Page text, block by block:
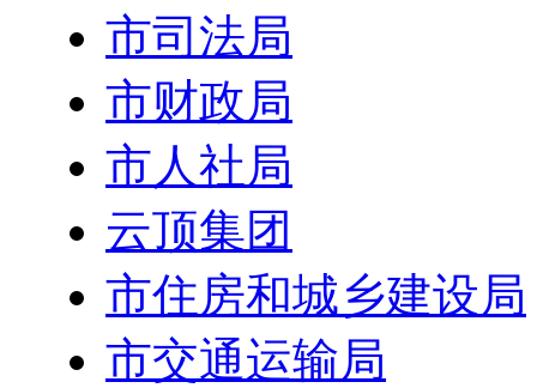
市司法局
市财政局
市人社局
云顶集团
市住房和城乡建设局
市交通运输局